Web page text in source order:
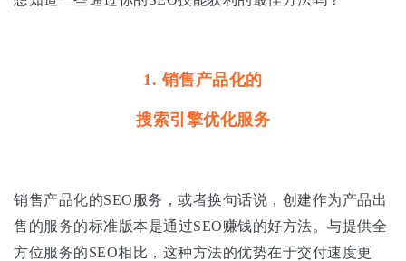
1. 销售产品化的
搜索引擎优化服务
销售产品化的SEO服务，或者换句话说，创建作为产品出
售的服务的标准版本是通过SEO赚钱的好方法。与提供全
方位服务的SEO相比，这种方法的优势在于交付速度更